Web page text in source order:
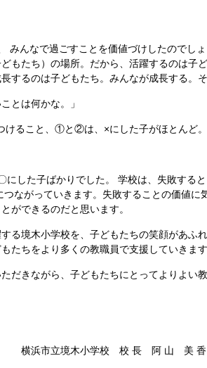
みんなで過ごすことを価値づけしたのでし
もたち）の場所。だから、活躍するのは子
するのは子どもたち。みんなが成長する。
とは何かな。」
ること、①と②は、×にした子がほとんど。
た子ばかりでした。 学校は、失敗すると
ながっていきます。失敗することの価値
ができるのだと思います。
る境木小学校を、子どもたちの笑顔があふ
たちをより多くの教職員で支援していきます
だきながら、子どもたちにとってよりよい
いいたします。
小学校 校 長 阿 山 美 香